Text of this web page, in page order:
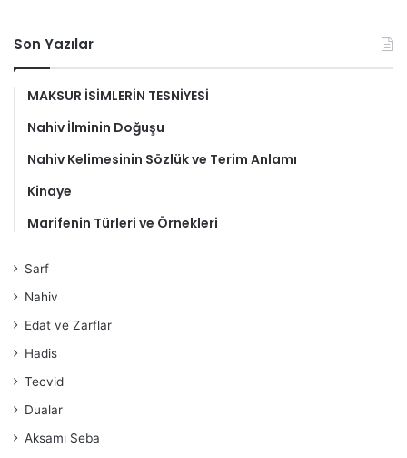
Son Yazılar
MAKSUR İSİMLERİN TESNİYESİ
Nahiv İlminin Doğuşu
Nahiv Kelimesinin Sözlük ve Terim Anlamı
Kinaye
Marifenin Türleri ve Örnekleri
Sarf
Nahiv
Edat ve Zarflar
Hadis
Tecvid
Dualar
Aksamı Seba